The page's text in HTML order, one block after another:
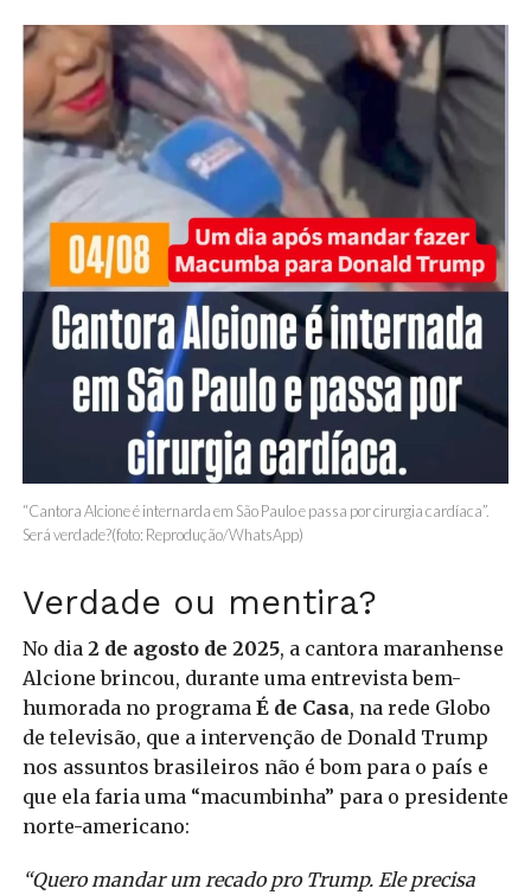
“Cantora Alcione é internarda em São Paulo e passa por cirurgia cardíaca”.
Será verdade?(foto: Reprodução/WhatsApp)
Verdade ou mentira?
No dia2 de agosto de 2025, a cantora maranhense
Alcione brincou, durante uma entrevista bem-
humorada no programaÉ de Casa, na rede Globo
de televisão, que a intervenção de Donald Trump
nos assuntos brasileiros não é bom para o país e
que ela faria uma “macumbinha” para o presidente
norte-americano:
“Quero mandar um recado pro Trump. Ele precisa